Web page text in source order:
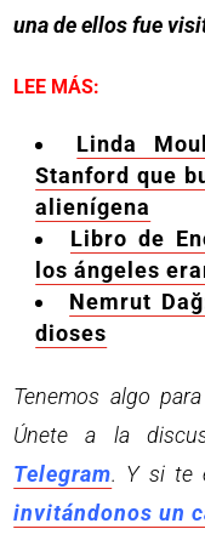
una de ellos fue
LEE MÁS:
Linda
Stanford que
alienígena
Libro de
los ángeles
Nemrut
dioses
Tenemos algo
Únete a la
Telegram. Y si te
invitándonos un